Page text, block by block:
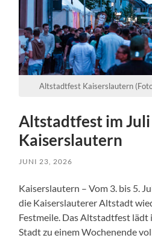
Altstadtfest Kaiserslautern
Altstadtfest im
Kaiserslautern
JUNI 23, 2026
Kaiserslautern – Vom 3. bis 5.
die Kaiserslauterer Altstadt
Festmeile. Das Altstadtfest lädt
Stadt zu einem Wochenende